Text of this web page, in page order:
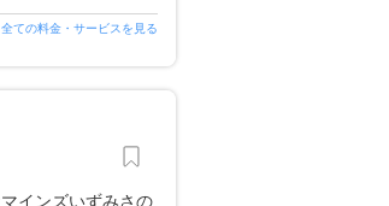
全ての料金・サービスを見る